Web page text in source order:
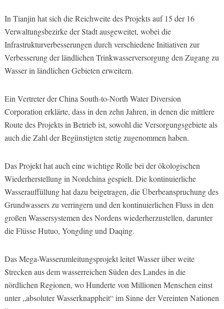
In Tianjin hat sich die Reichweite des Projekts auf 15 der 16
Verwaltungsbezirke der Stadt ausgeweitet, wobei die
Infrastrukturverbesserungen durch verschiedene Initiativen zur
Verbesserung der ländlichen Trinkwasserversorgung den Zugang zu
Wasser in ländlichen Gebieten erweitern.
Ein Vertreter der China South-to-North Water Diversion
Corporation erklärte, dass in den zehn Jahren, in denen die mittlere
Route des Projekts in Betrieb ist, sowohl die Versorgungsgebiete als
auch die Zahl der Begünstigten stetig zugenommen haben.
Das Projekt hat auch eine wichtige Rolle bei der ökologischen
Wiederherstellung in Nordchina gespielt. Die kontinuierliche
Wasserauffüllung hat dazu beigetragen, die Überbeanspruchung des
Grundwassers zu verringern und den kontinuierlichen Fluss in den
großen Wassersystemen des Nordens wiederherzustellen, darunter
die Flüsse Hutuo, Yongding und Daqing.
Das Mega-Wasserumleitungsprojekt leitet Wasser über weite
Strecken aus dem wasserreichen Süden des Landes in die
nördlichen Regionen, wo Hunderte von Millionen Menschen einst
unter „absoluter Wasserknappheit“ im Sinne der Vereinten Nationen